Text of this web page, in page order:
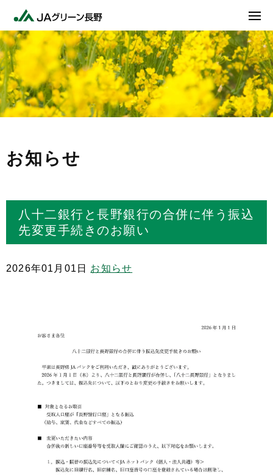
お知らせ
八十二銀行と長野銀行の合併に伴う振込
先変更手続きのお願い
2026年01月01日 お知らせ